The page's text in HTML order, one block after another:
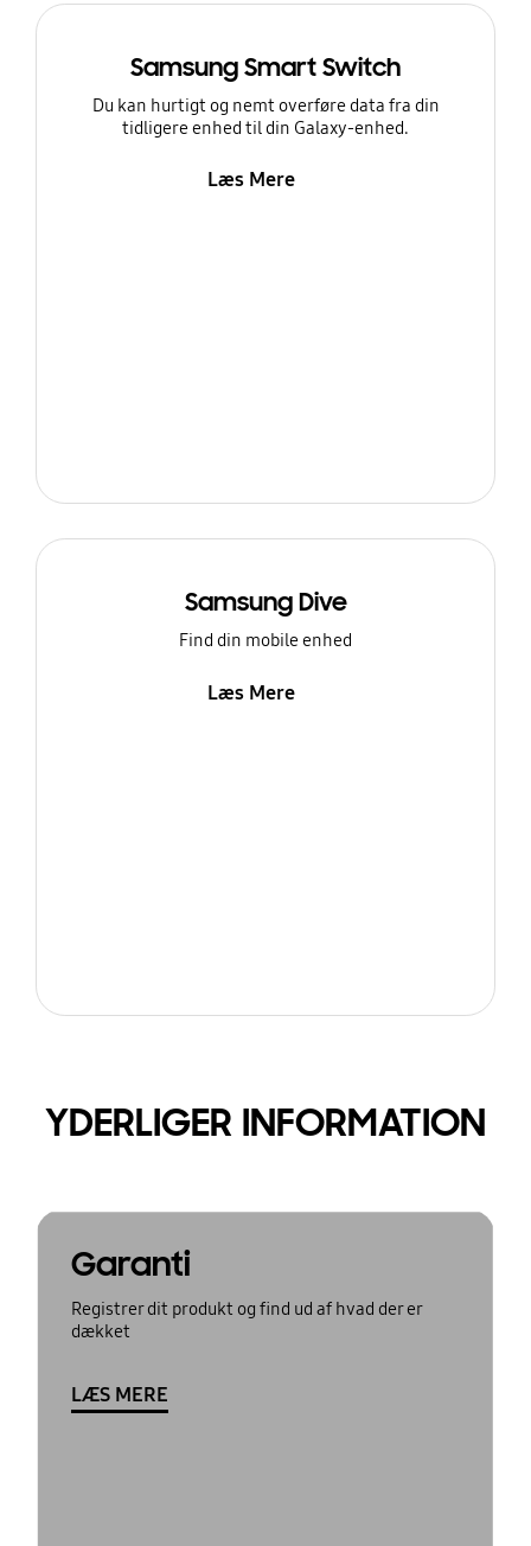
Samsung Smart Switch
Du kan hurtigt og nemt overføre data fra din
tidligere enhed til din Galaxy-enhed.
Læs Mere
Samsung Dive
Find din mobile enhed
Læs Mere
YDERLIGER INFORMATION
Garanti
Registrer dit produkt og find ud af hvad der er
dækket
LÆS MERE